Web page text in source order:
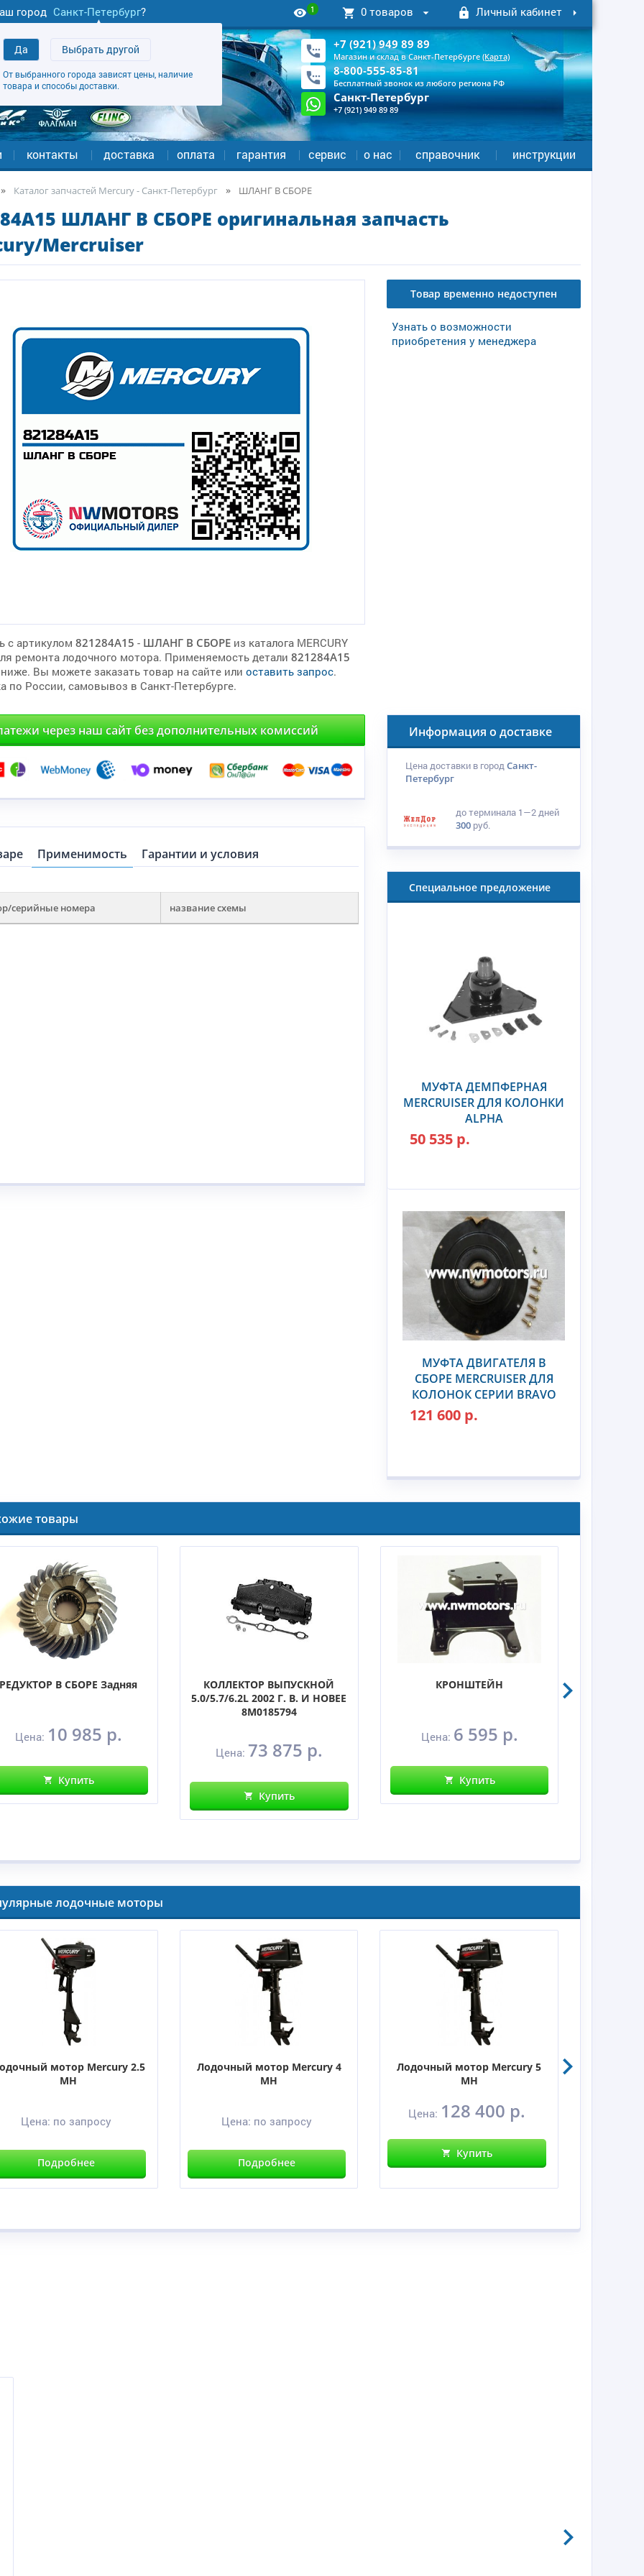
город Санкт-Петербург?
Да Выбрать другой
От выбранного города зависят цены, наличие
товара и способы доставки.
1 0 товаров Личный кабинет
+7 (921) 949 89 89
Магазин и склад в Санкт-Петербурге (Карта)
8-800-555-85-81
Бесплатный звонок из любого региона РФ
Санкт-Петербург
+7 (921) 949 89 89
контакты доставка оплата гарантия сервис о нас справочник инструкции
Каталог запчастей Mercury - Санкт-Петербург ШЛАНГ В СБОРЕ
ШЛАНГ В СБОРЕ оригинальная запчасть
Mercruiser
с артикулом 821284A15 - ШЛАНГ В СБОРЕ из каталога MERCURY
ремонта лодочного мотора. Применяемость детали 821284A15
Вы можете заказать товар на сайте или оставить запрос.
по России, самовывоз в Санкт-Петербурге.
Товар временно недоступен
Узнать о возможности
приобретения у менеджера
через наш сайт без дополнительных комиссий
Применимость Гарантии и условия
серийные номера название схемы
Информация о доставке
Цена доставки в городСанкт-
Петербург
до терминала 1—2 дней
300 руб.
Специальное предложение
МУФТА ДЕМПФЕРНАЯ
MERCRUISER ДЛЯ КОЛОНКИ
ALPHA
50 535 р.
МУФТА ДВИГАТЕЛЯ В
СБОРЕ MERCRUISER ДЛЯ
КОЛОНОК СЕРИИ BRAVO
121 600 р.
товары
РЕДУКТОР В СБОРЕ Задняя
Цена: 10 985 р.
Купить
КОЛЛЕКТОР ВЫПУСКНОЙ
5.0/5.7/6.2L 2002 Г. В. И НОВЕЕ
8M0185794
Цена: 73 875 р.
Купить
КРОНШТЕЙН
Цена: 6 595 р.
Купить
лодочные моторы
мотор Mercury 2.5
MH
Цена: по запросу
Подробнее
Лодочный мотор Mercury 4
MH
Цена: по запросу
Подробнее
Лодочный мотор Mercury 5
MH
Цена: 128 400 р.
Купить